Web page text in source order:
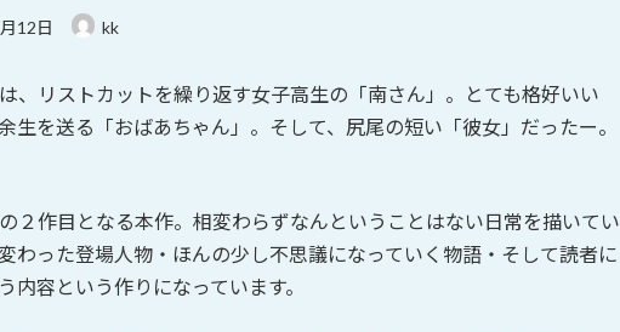
12日 kk
、リストカットを繰り返す女子高生の「南さん」。とても格好いい
生を送る「おばあちゃん」。そして、尻尾の短い「彼女」だったー。
２作目となる本作。相変わらずなんということはない日常を描いてい
わった登場人物・ほんの少し不思議になっていく物語・そして読者に
容という作りになっています。